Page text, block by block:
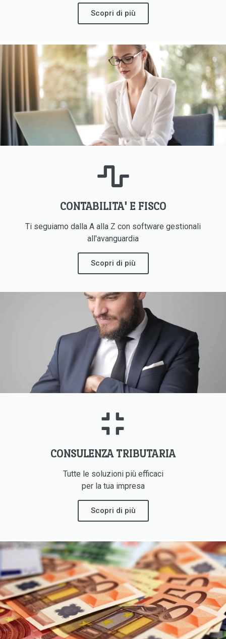
Scopri di più
CONTABILITA' E FISCO
Ti seguiamo dalla A alla Z con software gestionali
all'avanguardia
Scopri di più
CONSULENZA TRIBUTARIA
Tutte le soluzioni più efficaci
per la tua impresa
Scopri di più